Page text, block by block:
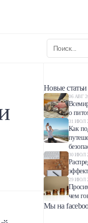
Новые статьи
06 АВГ
о
31 ИЮЛ
Как
30 ИЮЛ
29 ИЮЛ
чем
Мы на